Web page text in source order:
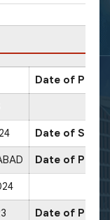
Date of
Date of Sr.
Date of
Date of